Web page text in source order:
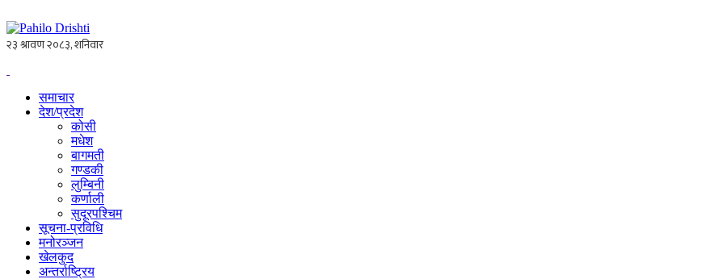
समाचार
देश/प्रदेश
कोसी
मधेश
बागमती
गण्डकी
लुम्बिनी
कर्णाली
सुदूरपश्चिम
सूचना-प्रविधि
मनोरञ्जन
खेलकुद
अन्तर्राष्ट्रिय